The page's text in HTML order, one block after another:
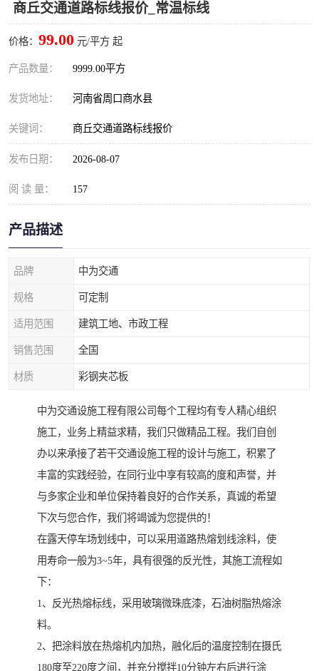
商丘交通道路标线报价_常温标线
价格： 99.00 元/平方 起
产品数量： 9999.00平方
发货地址： 河南省周口商水县
关键词： 商丘交通道路标线报价
发布日期： 2026-08-07
阅 读 量： 157
产品描述
品牌 中为交通
规格 可定制
适用范围 建筑工地、市政工程
销售范围 全国
材质 彩钢夹芯板
中为交通设施工程有限公司每个工程均有专人精心组织
施工，业务上精益求精，我们只做精品工程。我们自创
办以来承接了若干交通设施工程的设计与施工，积累了
丰富的实践经验，在同行业中享有较高的度和声誉，并
与多家企业和单位保持着良好的合作关系，真诚的希望
下次与您合作，我们将竭诚为您提供的！
在露天停车场划线中，可以采用道路热熔划线涂料，使
用寿命一般为3~5年，具有很强的反光性，其施工流程如
下：
1、反光热熔标线，采用玻璃微珠底漆，石油树脂热熔涂
料。
2、把涂料放在热熔机内加热，融化后的温度控制在摄氏
180度至220度之间，并充分搅拌10分钟左右后进行涂